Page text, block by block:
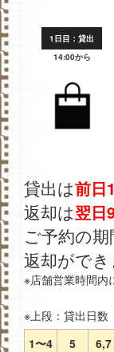
1日目：貸出
14:00から
貸出は前日
返却は翌日
ご予約の
返却ができ
※店舗営業時間内
※上段：貸出日
1〜4
5 6,7